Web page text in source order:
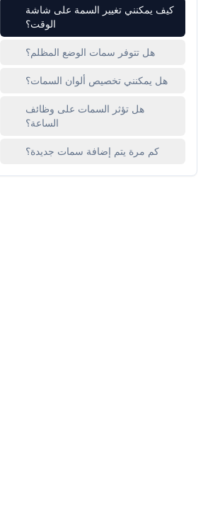
كيف يمكنني تغيير السمة على شاشة
الوقت؟
هل تتوفر سمات الوضع المظلم؟
هل يمكنني تخصيص ألوان السمات؟
هل تؤثر السمات على وظائف
الساعة؟
كم مرة يتم إضافة سمات جديدة؟